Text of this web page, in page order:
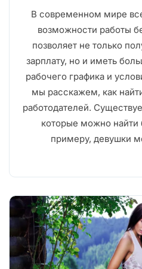
В современном мире
возможности работы
позволяет не только
зарплату, но и иметь
рабочего графика и
мы расскажем, как
работодателей.
которые можно найти
примеру, девушки